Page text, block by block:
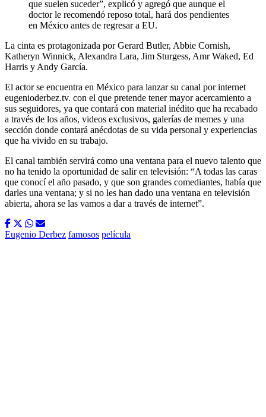
que suelen suceder”, explicó y agregó que aunque el
doctor le recomendó reposo total, hará dos pendientes
en México antes de regresar a EU.
La cinta es protagonizada por Gerard Butler, Abbie Cornish,
Katheryn Winnick, Alexandra Lara, Jim Sturgess, Amr Waked, Ed
Harris y Andy García.
El actor se encuentra en México para lanzar su canal por internet
eugenioderbez.tv. con el que pretende tener mayor acercamiento a
sus seguidores, ya que contará con material inédito que ha recabado
a través de los años, videos exclusivos, galerías de memes y una
sección donde contará anécdotas de su vida personal y experiencias
que ha vivido en su trabajo.
El canal también servirá como una ventana para el nuevo talento que
no ha tenido la oportunidad de salir en televisión: “A todas las caras
que conocí el año pasado, y que son grandes comediantes, había que
darles una ventana; y si no les han dado una ventana en televisión
abierta, ahora se las vamos a dar a través de internet”.
Eugenio Derbez famosos película